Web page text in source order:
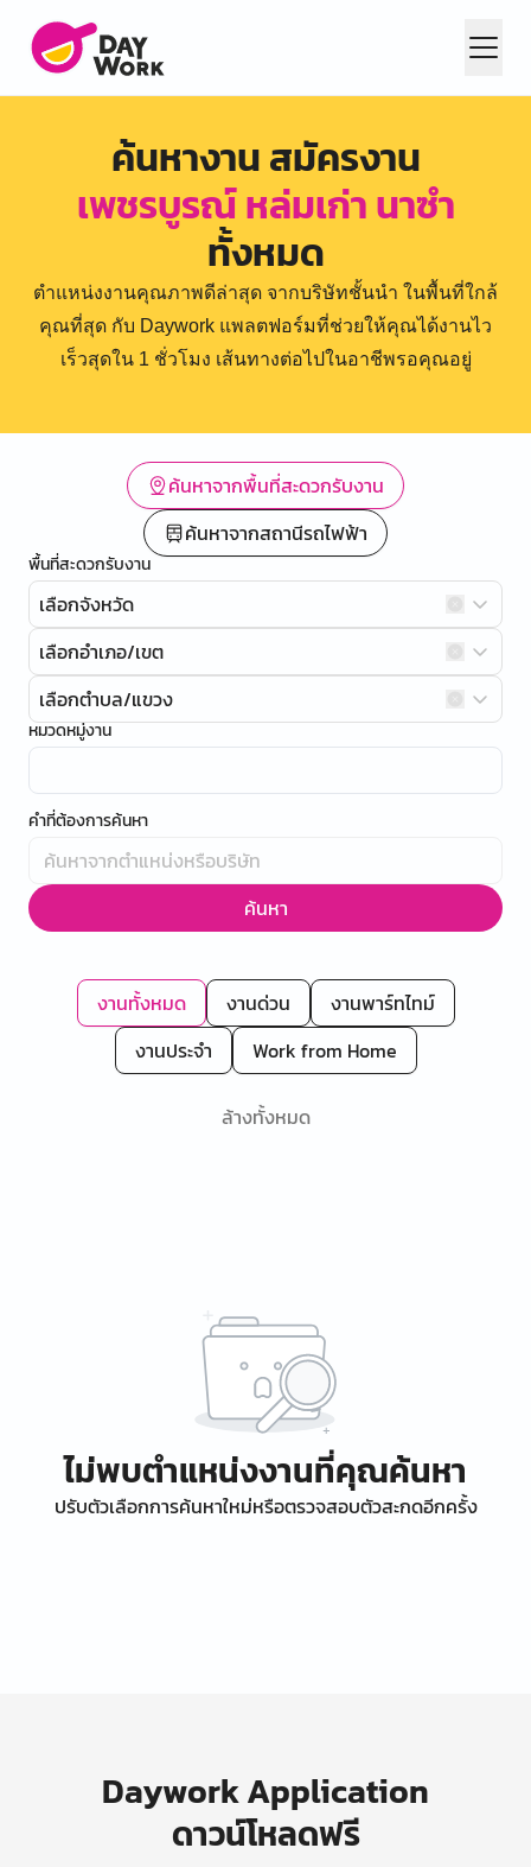
ค้นหางาน สมัครงาน
เพชรบูรณ์ หล่มเก่า นาซำ
ทั้งหมด
ตำแหน่งงานคุณภาพดีล่าสุด จากบริษัทชั้นนำ ในพื้นที่ใกล้
คุณที่สุด กับ Daywork แพลตฟอร์มที่ช่วยให้คุณได้งานไว
เร็วสุดใน 1 ชั่วโมง เส้นทางต่อไปในอาชีพรอคุณอยู่
ค้นหาจากพื้นที่สะดวกรับงาน
ค้นหาจากสถานีรถไฟฟ้า
พื้นที่สะดวกรับงาน
เลือกจังหวัด
เลือกอำเภอ/เขต
เลือกตำบล/แขวง
หมวดหมู่งาน
คำที่ต้องการค้นหา
ค้นหา
งานทั้งหมด งานด่วน
งานพาร์ทไทม์
งานประจำ
Work from Home
ล้างทั้งหมด
ไม่พบตำแหน่งงานที่คุณค้นหา
ปรับตัวเลือกการค้นหาใหม่หรือตรวจสอบตัวสะกดอีกครั้ง
Daywork Application
ดาวน์โหลดฟรี